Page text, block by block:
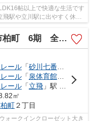
帖以上で快適な生活です
駅や立川駅に出やすく休日
き...
町 6期 全1棟
ール「砂川七番」駅 徒歩
ール「泉体育館」駅 徒歩
ール「立飛」駅 徒歩20分
㎡
柏町２丁目
ォークインクローゼット大き